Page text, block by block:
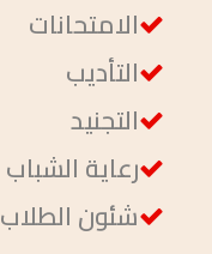
الامتحانات
التأديب
التجنيد
رعاية الشباب
شئون الطلاب